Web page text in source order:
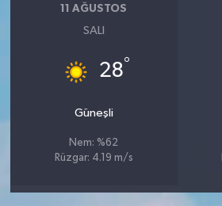
11 AĞUSTOS
SALI
28°
Güneşli
Nem: %62
Rüzgar: 4.19 m/s
Politika
YEREL
BÖLGEDEN
BİLİM TEKNOLOJİ